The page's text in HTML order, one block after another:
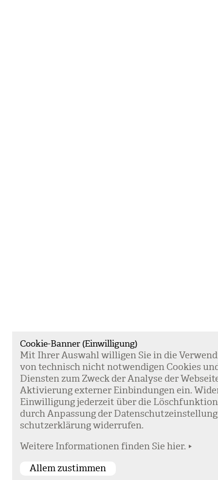
Cookie-Banner (Einwilligung)
Mit Ihrer Aus­wahl wil­li­gen Sie in die
von tech­nisch nicht not­wen­di­gen Coo­kies
Diens­ten zum Zweck der Ana­lyse der
Akti­vie­rung exter­ner Ein­bin­dun­gen ein.
Ein­wil­li­gung jeder­zeit über die
durch Anpas­sung der
schutz­er­klä­rung wider­ru­fen.
Weitere Informationen finden Sie hier.